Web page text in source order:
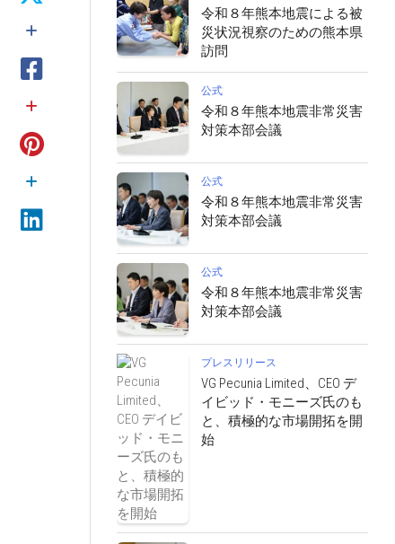
令和８年熊本地震による被
災状況視察のための熊本県
訪問
公式
令和８年熊本地震非常災害
対策本部会議
公式
令和８年熊本地震非常災害
対策本部会議
公式
令和８年熊本地震非常災害
対策本部会議
プレスリリース
VG Pecunia Limited、CEO デ
イビッド・モニーズ氏のも
と、積極的な市場開拓を開
始